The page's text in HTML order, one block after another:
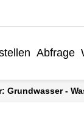
Abfrage
Grundwasser -